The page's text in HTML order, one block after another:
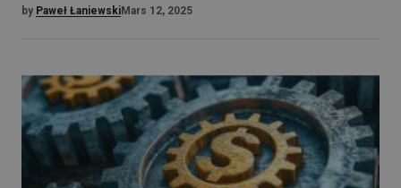
by Paweł ŁaniewskiMars 12, 2025